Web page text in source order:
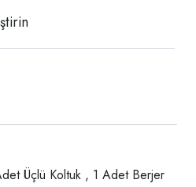
Üçlü Koltuk , 1 Adet Berjer